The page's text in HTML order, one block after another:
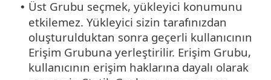
• Üst Grubu seçmek, yükleyici konumunu
etkilemez. Yükleyici sizin tarafınızdan
oluşturulduktan sonra geçerli kullanıcının
Erişim Grubuna yerleştirilir. Erişim Grubu,
kullanıcının erişim haklarına dayalı olarak